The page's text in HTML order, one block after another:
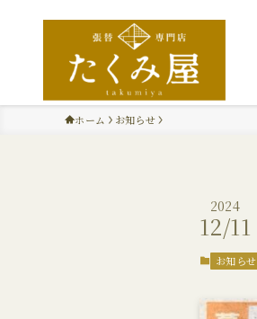
ホーム お知らせ
2024
12/11
お知らせ